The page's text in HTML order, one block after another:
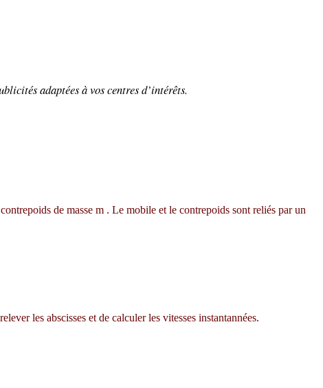
adaptées à vos centres d’intérêts.
de masse m . Le mobile et le contrepoids sont reliés par un
les abscisses et de calculer les vitesses instantannées.